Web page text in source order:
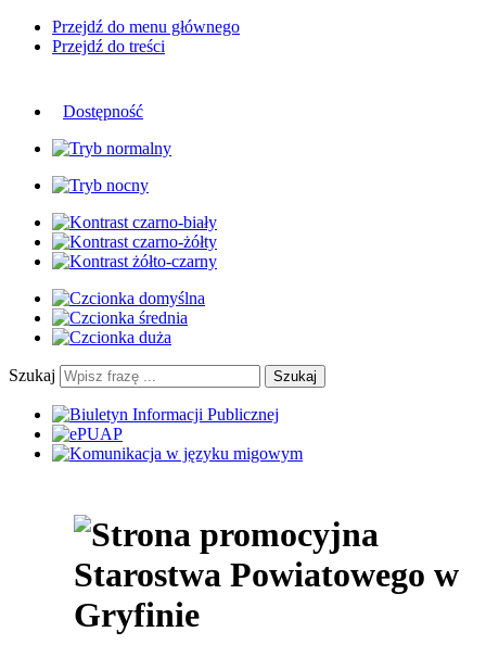
Przejdź do menu głównego
Przejdź do treści
Dostępność
Szukaj Szukaj